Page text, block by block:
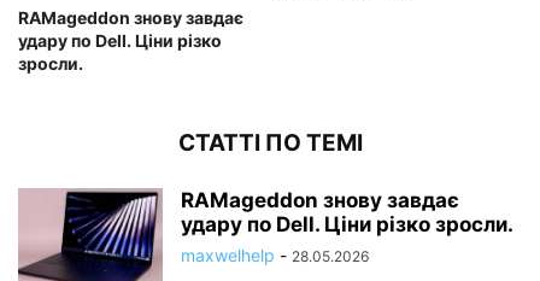
RAMageddon знову завдає
удару по Dell. Ціни різко
зросли.
СТАТТІ ПО ТЕМІ
RAMageddon знову завдає
удару по Dell. Ціни різко зросли.
maxwelhelp - 28.05.2026